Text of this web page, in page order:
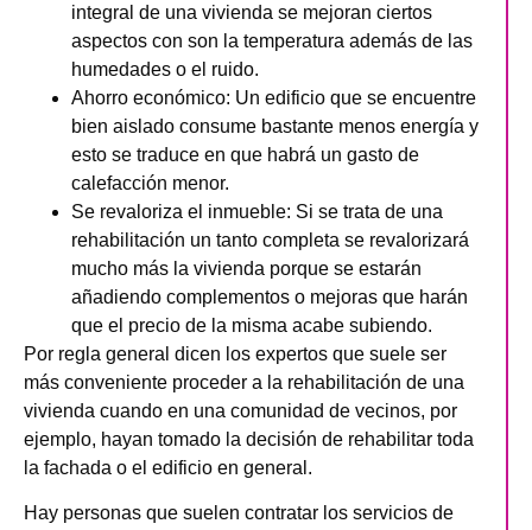
integral de una vivienda se mejoran ciertos
aspectos con son la temperatura además de las
humedades o el ruido.
Ahorro económico: Un edificio que se encuentre
bien aislado consume bastante menos energía y
esto se traduce en que habrá un gasto de
calefacción menor.
Se revaloriza el inmueble: Si se trata de una
rehabilitación un tanto completa se revalorizará
mucho más la vivienda porque se estarán
añadiendo complementos o mejoras que harán
que el precio de la misma acabe subiendo.
Por regla general dicen los expertos que suele ser
más conveniente proceder a la rehabilitación de una
vivienda cuando en una comunidad de vecinos, por
ejemplo, hayan tomado la decisión de rehabilitar toda
la fachada o el edificio en general.
Hay personas que suelen contratar los servicios de